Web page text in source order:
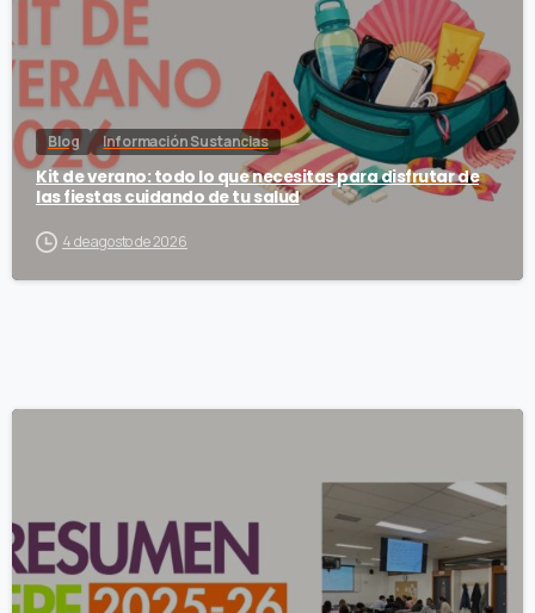
Blog Información Sustancias
Kit de verano: todo lo que necesitas para disfrutar de
las fiestas cuidando de tu salud
4 de agosto de 2026